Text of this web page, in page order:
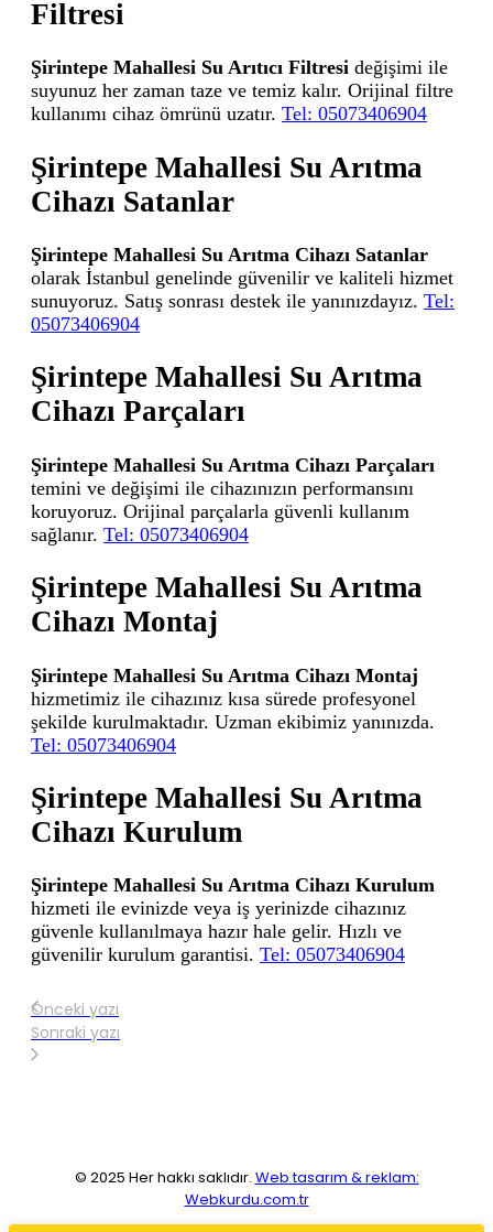
Filtresi
Şirintepe Mahallesi Su Arıtıcı Filtresi değişimi ile
suyunuz her zaman taze ve temiz kalır. Orijinal filtre
kullanımı cihaz ömrünü uzatır. Tel: 05073406904
Şirintepe Mahallesi Su Arıtma
Cihazı Satanlar
Şirintepe Mahallesi Su Arıtma Cihazı Satanlar
olarak İstanbul genelinde güvenilir ve kaliteli hizmet
sunuyoruz. Satış sonrası destek ile yanınızdayız. Tel:
05073406904
Şirintepe Mahallesi Su Arıtma
Cihazı Parçaları
Şirintepe Mahallesi Su Arıtma Cihazı Parçaları
temini ve değişimi ile cihazınızın performansını
koruyoruz. Orijinal parçalarla güvenli kullanım
sağlanır. Tel: 05073406904
Şirintepe Mahallesi Su Arıtma
Cihazı Montaj
Şirintepe Mahallesi Su Arıtma Cihazı Montaj
hizmetimiz ile cihazınız kısa sürede profesyonel
şekilde kurulmaktadır. Uzman ekibimiz yanınızda.
Tel: 05073406904
Şirintepe Mahallesi Su Arıtma
Cihazı Kurulum
Şirintepe Mahallesi Su Arıtma Cihazı Kurulum
hizmeti ile evinizde veya iş yerinizde cihazınız
güvenle kullanılmaya hazır hale gelir. Hızlı ve
güvenilir kurulum garantisi. Tel: 05073406904
Önceki yazı
Sonraki yazı
© 2025 Her hakkı saklıdır. Web tasarım & reklam:
Webkurdu.com.tr